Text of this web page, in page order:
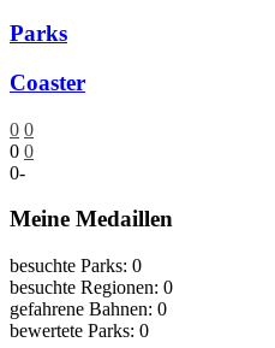
Parks
Coaster
0 0
0 0
0-
Meine Medaillen
besuchte Parks: 0
besuchte Regionen: 0
gefahrene Bahnen: 0
bewertete Parks: 0